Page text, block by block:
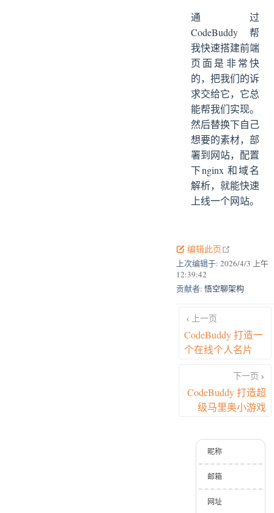
通过
CodeBuddy 帮
我快速搭建前端
页面是非常快
的，把我们的诉
求交给它，它总
能帮我们实现。
然后替换下自己
想要的素材，部
署到网站，配置
下nginx 和域名
解析，就能快速
上线一个网站。
编辑此页
上次编辑于: 2026/4/3 上午
12:39:42
贡献者: 悟空聊架构
上一页
CodeBuddy 打造一
个在线个人名片
下一页
CodeBuddy 打造超
级马里奥小游戏
昵称
邮箱
网址